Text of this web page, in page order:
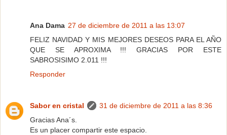
Ana Dama 27 de diciembre de 2011 a las 13:07
FELIZ NAVIDAD Y MIS MEJORES DESEOS PARA EL AÑO
QUE SE APROXIMA !!! GRACIAS POR ESTE
SABROSISIMO 2.011 !!!
Responder
Sabor en cristal
31 de diciembre de 2011 a las 8:36
Gracias Ana´s.
Es un placer compartir este espacio.